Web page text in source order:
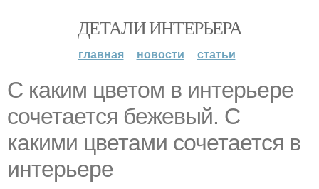
ДЕТАЛИ ИНТЕРЬЕРА
главная новости статьи
С каким цветом в интерьере
сочетается бежевый. С
какими цветами сочетается в
интерьере